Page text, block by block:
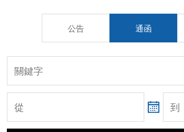
公告 通函